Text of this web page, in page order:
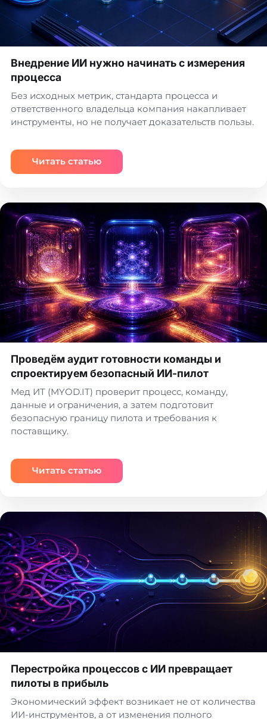
Внедрение ИИ нужно начинать с измерения
процесса
Без исходных метрик, стандарта процесса и
ответственного владельца компания накапливает
инструменты, но не получает доказательств пользы.
Читать статью
Проведём аудит готовности команды и
спроектируем безопасный ИИ-пилот
Мед ИТ (MYOD.IT) проверит процесс, команду,
данные и ограничения, а затем подготовит
безопасную границу пилота и требования к
поставщику.
Читать статью
Перестройка процессов с ИИ превращает
пилоты в прибыль
Экономический эффект возникает не от количества
ИИ-инструментов, а от изменения полного